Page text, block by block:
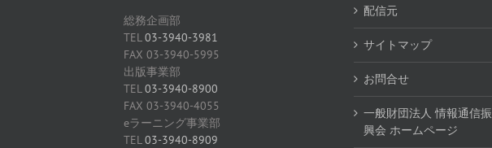
総務企画部
TEL03-3940-3981
FAX 03-3940-5995
出版事業部
TEL03-3940-8900
FAX 03-3940-4055
eラーニング事業部
TEL03-3940-8909
配信元
サイトマップ
お問合せ
一般財団法人 情報通信振
興会 ホームページ